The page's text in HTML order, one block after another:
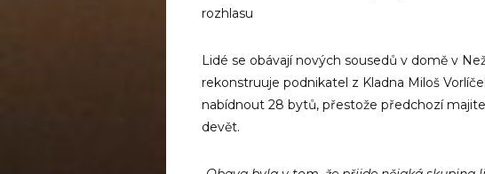
rozhlasu
Lidé se obávají nových sousedů v domě v
rekonstruuje podnikatel z Kladna Miloš
nabídnout 28 bytů, přestože předchozí
devět.